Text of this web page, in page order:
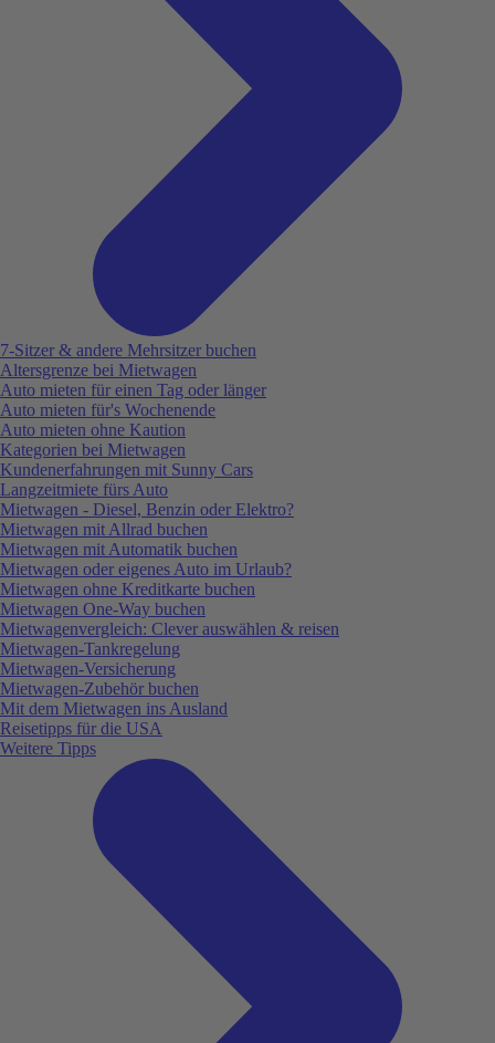
7-Sitzer & andere Mehrsitzer buchen
Altersgrenze bei Mietwagen
Auto mieten für einen Tag oder länger
Auto mieten für's Wochenende
Auto mieten ohne Kaution
Kategorien bei Mietwagen
Kundenerfahrungen mit Sunny Cars
Langzeitmiete fürs Auto
Mietwagen - Diesel, Benzin oder Elektro?
Mietwagen mit Allrad buchen
Mietwagen mit Automatik buchen
Mietwagen oder eigenes Auto im Urlaub?
Mietwagen ohne Kreditkarte buchen
Mietwagen One-Way buchen
Mietwagenvergleich: Clever auswählen & reisen
Mietwagen-Tankregelung
Mietwagen-Versicherung
Mietwagen-Zubehör buchen
Mit dem Mietwagen ins Ausland
Reisetipps für die USA
Weitere Tipps